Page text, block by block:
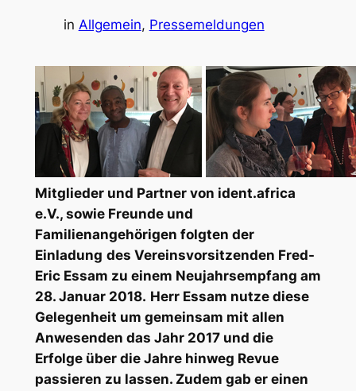
in Allgemein, Pressemeldungen
Mitglieder und Partner von ident.africa
e.V., sowie Freunde und
Familienangehörigen folgten der
Einladung des Vereinsvorsitzenden Fred-
Eric Essam zu einem Neujahrsempfang am
28. Januar 2018. Herr Essam nutze diese
Gelegenheit um gemeinsam mit allen
Anwesenden das Jahr 2017 und die
Erfolge über die Jahre hinweg Revue
passieren zu lassen. Zudem gab er einen